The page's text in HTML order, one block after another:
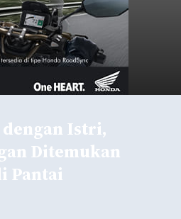
dengan Istri,
Ditemukan
Pantai